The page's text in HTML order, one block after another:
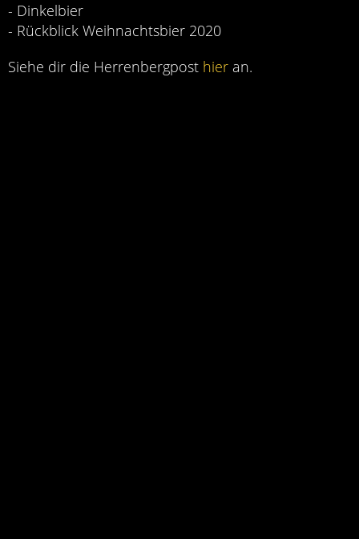
- Dinkelbier
- Rückblick Weihnachtsbier 2020
Siehe dir die Herrenbergpost hier an.